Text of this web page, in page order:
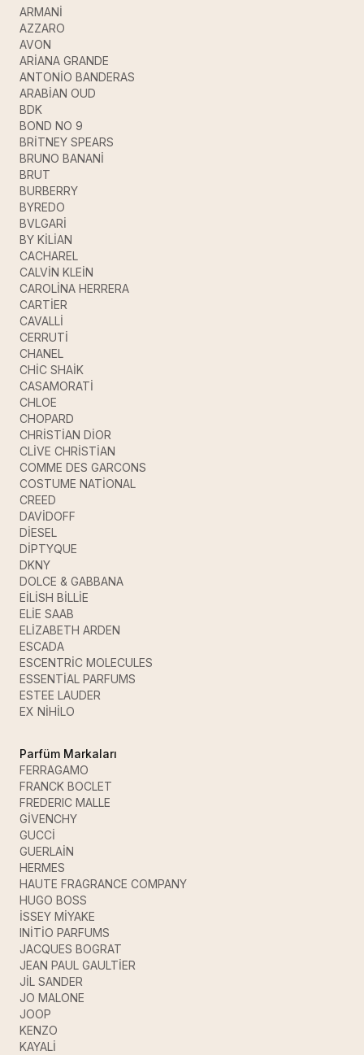
ARMANİ
AZZARO
AVON
ARİANA GRANDE
ANTONİO BANDERAS
ARABİAN OUD
BDK
BOND NO 9
BRİTNEY SPEARS
BRUNO BANANİ
BRUT
BURBERRY
BYREDO
BVLGARİ
BY KİLİAN
CACHAREL
CALVİN KLEİN
CAROLİNA HERRERA
CARTİER
CAVALLİ
CERRUTİ
CHANEL
CHİC SHAİK
CASAMORATİ
CHLOE
CHOPARD
CHRİSTİAN DİOR
CLİVE CHRİSTİAN
COMME DES GARCONS
COSTUME NATİONAL
CREED
DAVİDOFF
DİESEL
DİPTYQUE
DKNY
DOLCE & GABBANA
EİLİSH BİLLİE
ELİE SAAB
ELİZABETH ARDEN
ESCADA
ESCENTRİC MOLECULES
ESSENTİAL PARFUMS
ESTEE LAUDER
EX NİHİLO
Parfüm Markaları
FERRAGAMO
FRANCK BOCLET
FREDERIC MALLE
GİVENCHY
GUCCİ
GUERLAİN
HERMES
HAUTE FRAGRANCE COMPANY
HUGO BOSS
İSSEY MİYAKE
INİTİO PARFUMS
JACQUES BOGRAT
JEAN PAUL GAULTİER
JİL SANDER
JO MALONE
JOOP
KENZO
KAYALİ